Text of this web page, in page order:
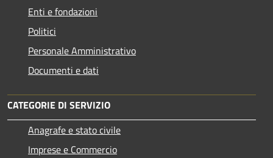
Enti e fondazioni
Politici
Personale Amministrativo
Documenti e dati
CATEGORIE DI SERVIZIO
Anagrafe e stato civile
Imprese e Commercio